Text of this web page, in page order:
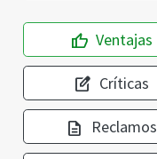
thumb_up Ventajas
edit_square Críticas
description Reclamos